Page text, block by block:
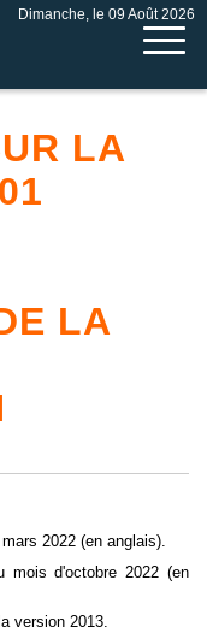
Dimanche, le 09 Août 2026
LA
LA
2022 (en anglais).
mois d'octobre 2022 (en
version 2013.